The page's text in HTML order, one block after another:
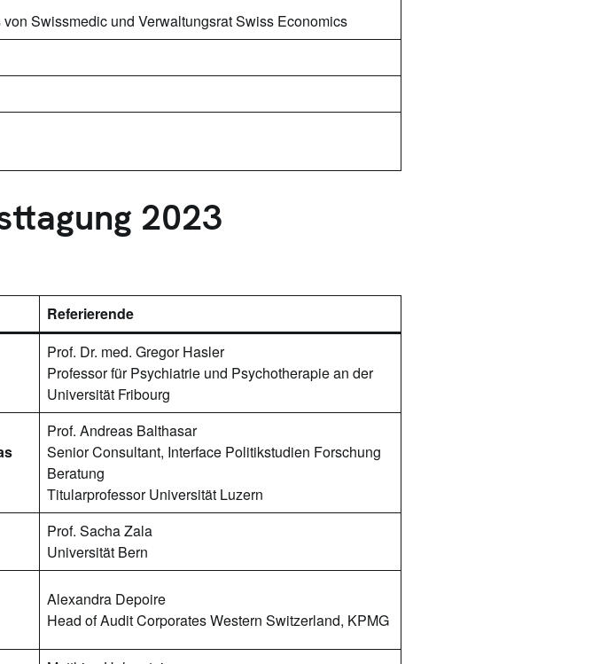
Swissmedic und Verwaltungsrat Swiss Economics
2023
Referierende
Prof. Dr. med. Gregor Hasler
Professor für Psychiatrie und Psychotherapie an der
Universität Fribourg
Prof. Andreas Balthasar
Senior Consultant, Interface Politikstudien Forschung
Beratung
Titularprofessor Universität Luzern
Prof. Sacha Zala
Universität Bern
Alexandra Depoire
Head of Audit Corporates Western Switzerland, KPMG